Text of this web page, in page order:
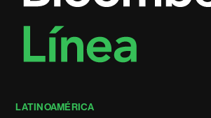
LATINOAMÉRICA